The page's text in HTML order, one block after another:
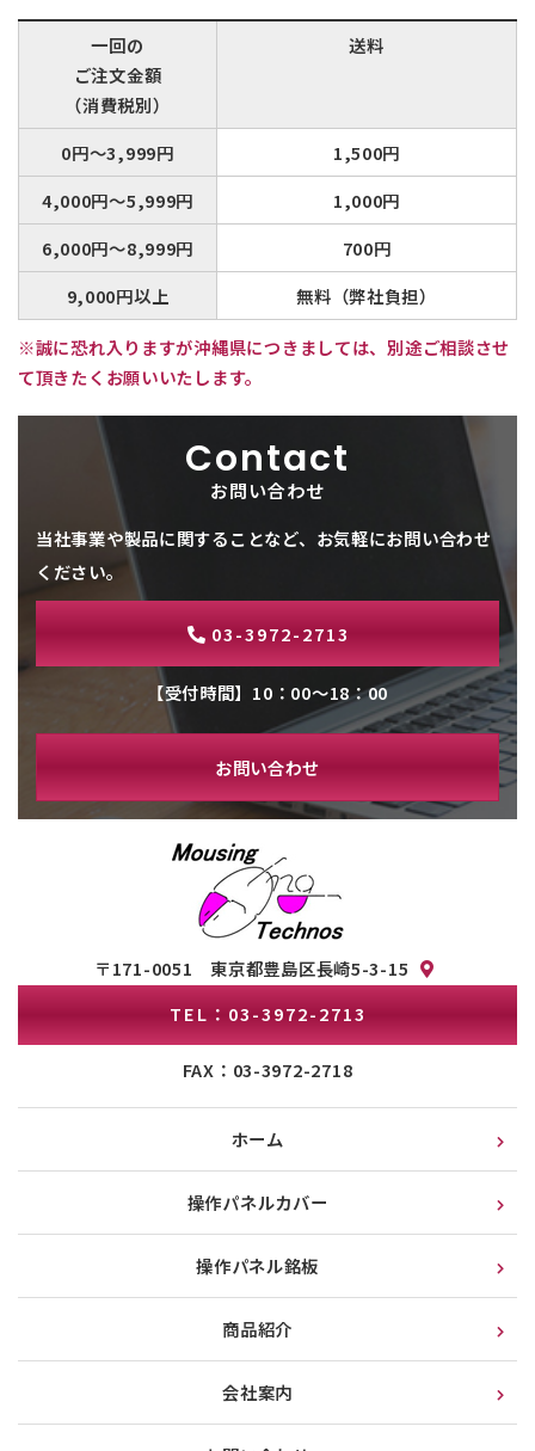
一回の
ご注文金額
（消費税別）
送料
0円～3,999円
1,500円
4,000円～5,999円
1,000円
6,000円～8,999円
700円
9,000円以上
無料（弊社負担）
※誠に恐れ入りますが沖縄県につきましては、別途ご相談させ
て頂きたくお願いいたします。
Contact
お問い合わせ
当社事業や製品に関することなど、お気軽にお問い合わせ
ください。
03-3972-2713
【受付時間】10：00～18：00
お問い合わせ
〒171-0051 東京都豊島区長崎5-3-15
TEL：03-3972-2713
FAX：03-3972-2718
ホーム
操作パネルカバー
操作パネル銘板
商品紹介
会社案内